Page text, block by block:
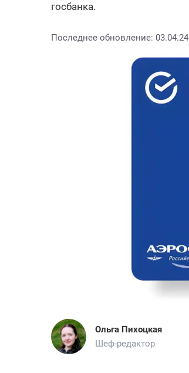
госбанка.
Последнее обновление: 03.04.24
Ольга Пихоцкая
Шеф-редактор